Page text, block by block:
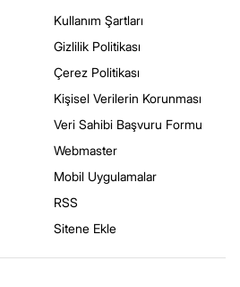
Kullanım Şartları
Gizlilik Politikası
Çerez Politikası
Kişisel Verilerin Korunması
Veri Sahibi Başvuru Formu
Webmaster
Mobil Uygulamalar
RSS
Sitene Ekle